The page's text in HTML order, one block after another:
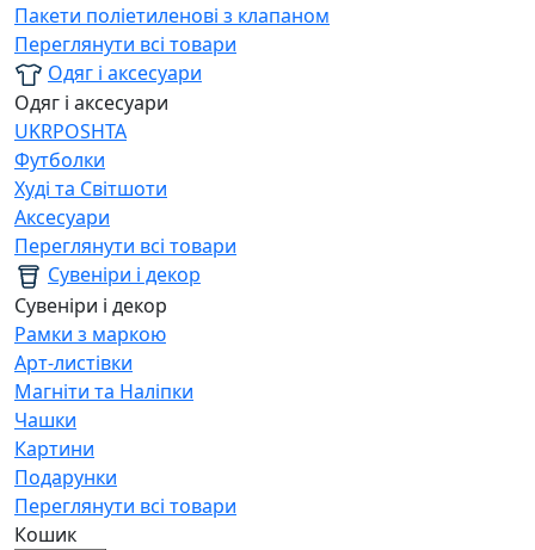
Пакети поліетиленові з клапаном
Переглянути всі товари
Одяг і аксесуари
Одяг і аксесуари
UKRPOSHTA
Футболки
Худі та Світшоти
Аксесуари
Переглянути всі товари
Сувеніри і декор
Сувеніри і декор
Рамки з маркою
Арт-листівки
Магніти та Наліпки
Чашки
Картини
Подарунки
Переглянути всі товари
Кошик